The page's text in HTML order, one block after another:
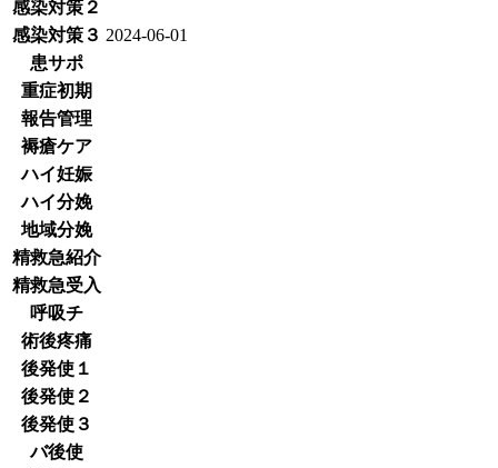
感染対策２
感染対策３ 2024-06-01
患サポ
重症初期
報告管理
褥瘡ケア
ハイ妊娠
ハイ分娩
地域分娩
精救急紹介
精救急受入
呼吸チ
術後疼痛
後発使１
後発使２
後発使３
バ後使